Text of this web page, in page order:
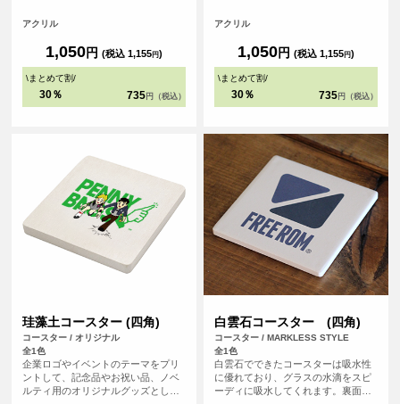
ントについて：こちらのアイテムは
が切れてしまう可能性が高いため、
重要なデザイン(文字等)は内側に収
めていただくことをおすすめしてお
アクリル
1,050円 (税込 1,155円)
\まとめて割/
30％ 735 円（税込）
ントについて：こちらのアイテムは
が切れてしまう可能性が高いため、
重要なデザイン(文字等)は内側に収
めていただくことをおすすめしてお
アクリル
1,050円 (税込 1,155円)
\まとめて割/
30％ 735 円（税込）
珪藻土コースター (四角)
コースター / オリジナル
全1色
企業ロゴやイベントのテーマをプリ
ントして、記念品やお祝い品、ノベ
ルティ用のオリジナルグッズとして
白雲石コースター (四角)
コースター / MARKLESS STYLE
全1色
白雲石でできたコースターは吸水性
に優れており、グラスの水滴をスピ
ーディに吸水してくれます。裏面は